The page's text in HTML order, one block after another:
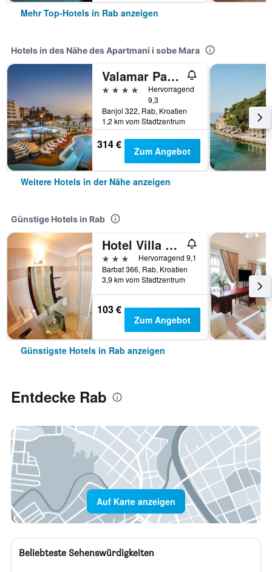
Mehr Top-Hotels in Rab anzeigen
Hotels in des Nähe des Apartmani i sobe Mara
Valamar Padova Hotel
4 Sterne
Hervorragend
9,3
Banjol 322, Rab, Kroatien
1,2 km vom Stadtzentrum
314 € Zum Angebot
Weitere Hotels in der Nähe anzeigen
Günstige Hotels in Rab
Hotel Villa Barbat
3 Sterne
Hervorragend 9,1
Barbat 366, Rab, Kroatien
3,9 km vom Stadtzentrum
103 €
Zum Angebot
Günstigste Hotels in Rab anzeigen
Entdecke Rab
Auf Karte anzeigen
Beliebteste Sehenswürdigkeiten